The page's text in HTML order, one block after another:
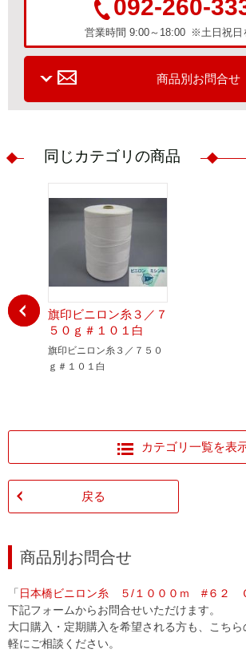
092-260-
営業時間 9:00～18:00 ※土日祝日
商品別お問合せ
同じカテゴリの商品
旗印ビニロン糸３／７
５０ｇ＃１０１白
旗印ビニロン糸３／７５０
ｇ＃１０１白
戻る
カテゴリ一覧を表
商品別お問合せ
「日本橋ビニロン糸 ５/１０００ｍ #６２
下記フォームからお問合せいただけます。
大口購入・定期購入を希望される方も、こち
軽にご相談ください。